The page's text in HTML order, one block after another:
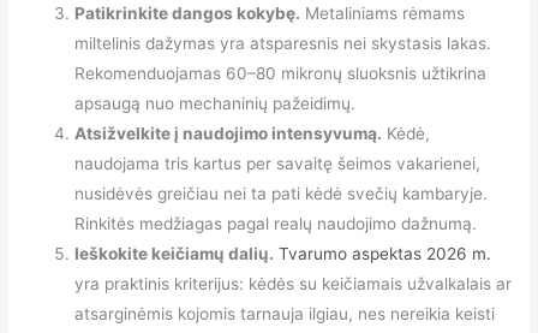
Patikrinkite dangos kokybę. Metaliniams rėmams
miltelinis dažymas yra atsparesnis nei skystasis lakas.
Rekomenduojamas 60–80 mikronų sluoksnis užtikrina
apsaugą nuo mechaninių pažeidimų.
Atsižvelkite į naudojimo intensyvumą. Kėdė,
naudojama tris kartus per savaitę šeimos vakarienei,
nusidėvės greičiau nei ta pati kėdė svečių kambaryje.
Rinkitės medžiagas pagal realų naudojimo dažnumą.
Ieškokite keičiamų dalių. Tvarumo aspektas 2026 m.
yra praktinis kriterijus: kėdės su keičiamais užvalkalais ar
atsarginėmis kojomis tarnauja ilgiau, nes nereikia keisti